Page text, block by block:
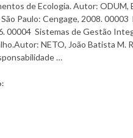
de Ecologia. Autor: ODUM,
Paulo: Cengage, 2008.
00004 Sistemas de Gestão
NETO, João Batista M.
…